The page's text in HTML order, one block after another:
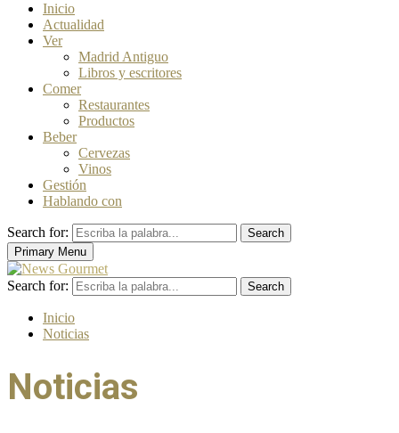
Inicio
Actualidad
Ver
Madrid Antiguo
Libros y escritores
Comer
Restaurantes
Productos
Beber
Cervezas
Vinos
Gestión
Hablando con
Search for:
Search
Primary Menu
Search for: Search
Inicio
Noticias
Noticias